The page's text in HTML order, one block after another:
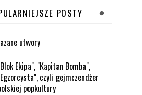
POSTY
utwory
Ekipa", "Kapitan Bomba",
czyli gejmczendżer
popkultury